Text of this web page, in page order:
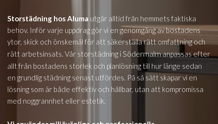
Storstädning hos Aluma utgår alltid från hemmets faktiska
behov. Inför varje uppdrag gör vi en genomgång av bostadens
ytor, skick och önskemål för att säkerställa rätt omfattning och
rätt arbetsinsats. Vår storstädning i Södermalmanpassas efter
allt från bostadens storlek och planlösning till hur länge sedan
en grundlig städning senast utfördes. På så sätt skapar vi en
lösning som är både effektiv och hållbar, utan att kompromissa
med noggrannhet eller estetik.